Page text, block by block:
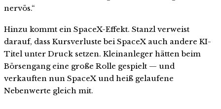
nervös.“
Hinzu kommt ein SpaceX-Effekt. Stanzl verweist
darauf, dass Kursverluste bei SpaceX auch andere KI-
Titel unter Druck setzen. Kleinanleger hätten beim
Börsengang eine große Rolle gespielt — und
verkauften nun SpaceX und heiß gelaufene
Nebenwerte gleich mit.